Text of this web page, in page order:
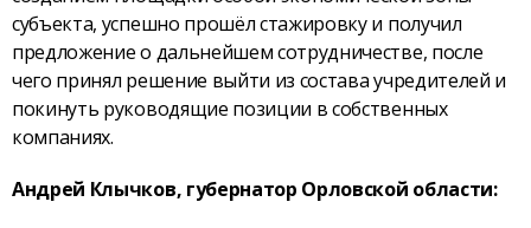
субъекта, успешно прошёл стажировку и получил
предложение о дальнейшем сотрудничестве, после
чего принял решение выйти из состава учредителей и
покинуть руководящие позиции в собственных
компаниях.
Андрей Клычков, губернатор Орловской области: